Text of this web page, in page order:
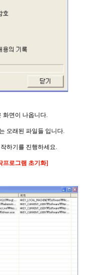
화면이 나옵니다.
오래된 파일들 입니다.
하기를 진행하세요.
프로그램 초기화]